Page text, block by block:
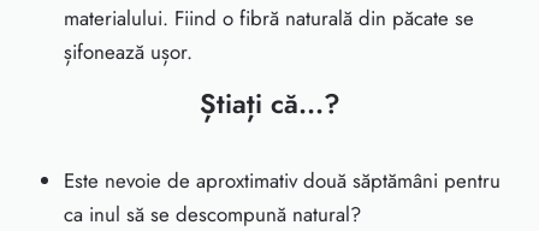
materialului. Fiind o fibră naturală din păcate se
șifonează ușor.
Știați că...?
Este nevoie de aproxtimativ două săptămâni pentru
ca inul să se descompună natural?